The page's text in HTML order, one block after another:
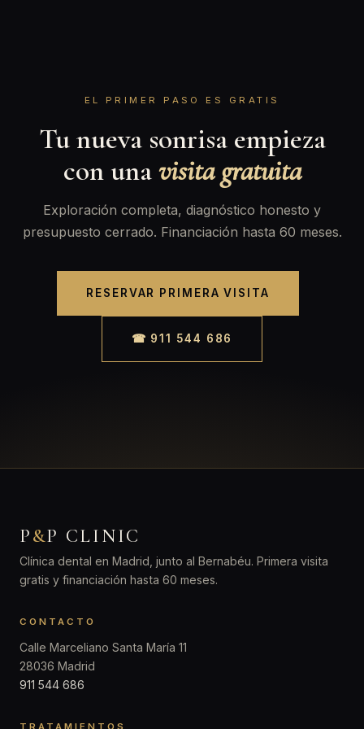
EL PRIMER PASO ES GRATIS
Tu nueva sonrisa empieza
con unavisita gratuita
Exploración completa, diagnóstico honesto y
presupuesto cerrado. Financiación hasta 60 meses.
RESERVAR PRIMERA VISITA
☎ 911 544 686
P&P CLINIC
Clínica dental en Madrid, junto al Bernabéu. Primera visita
gratis y financiación hasta 60 meses.
CONTACTO
Calle Marceliano Santa María 11
28036 Madrid
911 544 686
TRATAMIENTOS